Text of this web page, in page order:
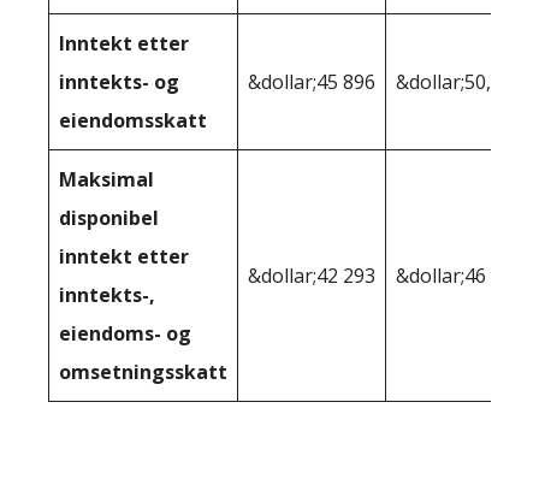
Inntekt etter
inntekts- og
eiendomsskatt
&dollar;45 896 &dollar;50,198
Maksimal
disponibel
inntekt etter
inntekts-,
eiendoms- og
omsetningsskatt
&dollar;42 293 &dollar;46 066